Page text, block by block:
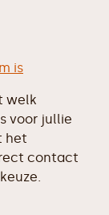
is
welk
voor jullie
het
contact